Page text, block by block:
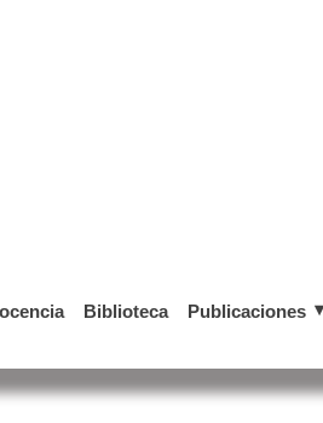
Biblioteca Publicaciones